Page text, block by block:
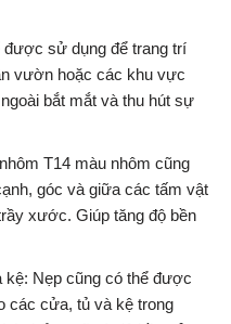
được sử dụng để trang trí
vườn hoặc các khu vực
bắt mắt và thu hút sự
T14 màu nhôm cũng
góc và giữa các tấm vật
xước. Giúp tăng độ bền
Nẹp cũng có thể được
các cửa, tủ và kệ trong